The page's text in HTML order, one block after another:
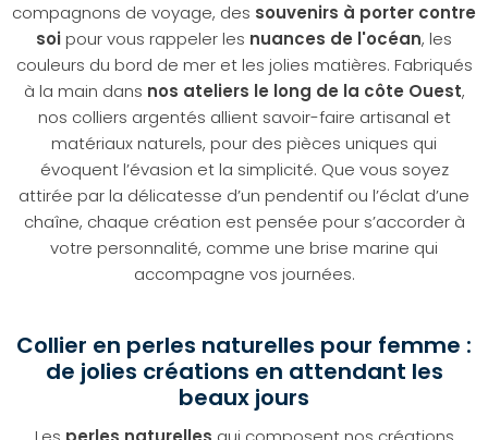
compagnons de voyage, des souvenirs à porter contre
soipour vous rappeler les nuances de l'océan, les
couleurs du bord de mer et les jolies matières. Fabriqués
à la main dans nos ateliers le long de la côte Ouest,
nos colliers argentés allient savoir-faire artisanal et
matériaux naturels, pour des pièces uniques qui
évoquent l’évasion et la simplicité. Que vous soyez
attirée par la délicatesse d’un pendentif ou l’éclat d’une
chaîne, chaque création est pensée pour s’accorder à
votre personnalité, comme une brise marine qui
accompagne vos journées.
Collier en perles naturelles pour femme :
de jolies créations en attendant les
beaux jours